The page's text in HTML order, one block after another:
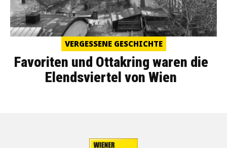
VERGESSENE GESCHICHTE
Favoriten und Ottakring waren die
Elendsviertel von Wien